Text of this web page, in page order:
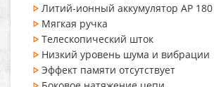
Литий-ионный аккумулятор AP 180
Мягкая ручка
Телескопический шток
Низкий уровень шума и вибрации
Эффект памяти отсутствует